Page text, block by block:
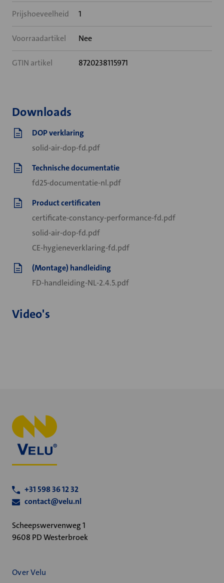
Prijshoeveelheid 1
Voorraadartikel Nee
GTIN artikel 8720238115971
Downloads
DOP verklaring
solid-air-dop-fd.pdf
Technische documentatie
fd25-documentatie-nl.pdf
Product certificaten
certificate-constancy-performance-fd.pdf
solid-air-dop-fd.pdf
CE-hygieneverklaring-fd.pdf
(Montage) handleiding
FD-handleiding-NL-2.4.5.pdf
Video's
+31 598 36 12 32
contact@velu.nl
Scheepswervenweg 1
9608 PD Westerbroek
Over Velu